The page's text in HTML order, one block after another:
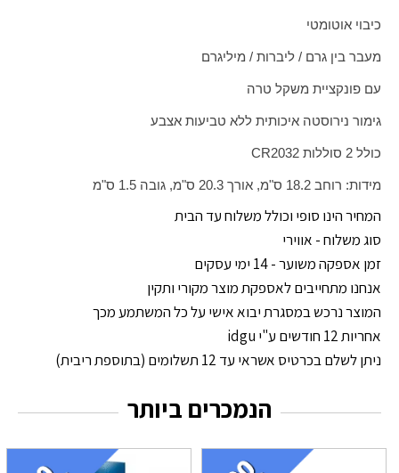
כיבוי אוטומטי
מעבר בין גרם / ליברות / מיליגרם
עם פונקציית משקל טרה
גימור נירוסטה איכותית ללא טביעות אצבע
כולל 2 סוללות CR2032
מידות: רוחב 18.2 ס"מ, אורך 20.3 ס"מ, גובה 1.5 ס"מ
המחיר הינו סופי וכולל משלוח עד הבית
סוג משלוח - אווירי
זמן אספקה משוער - 14 ימי עסקים
אנחנו מתחייבים לאספקת מוצר מקורי ותקין
המוצר נרכש במסגרת יבוא אישי על כל המשתמע מכך
אחריות 12 חודשים ע"י idgu
ניתן לשלם בכרטיס אשראי עד 12 תשלומים (בתוספת ריבית)
הנמכרים ביותר